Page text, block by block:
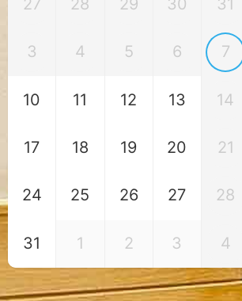
3 4 5 6 7
10 11 12 13 14
17 18 19 20 21
24 25 26 27 28
31 1 2 3 4